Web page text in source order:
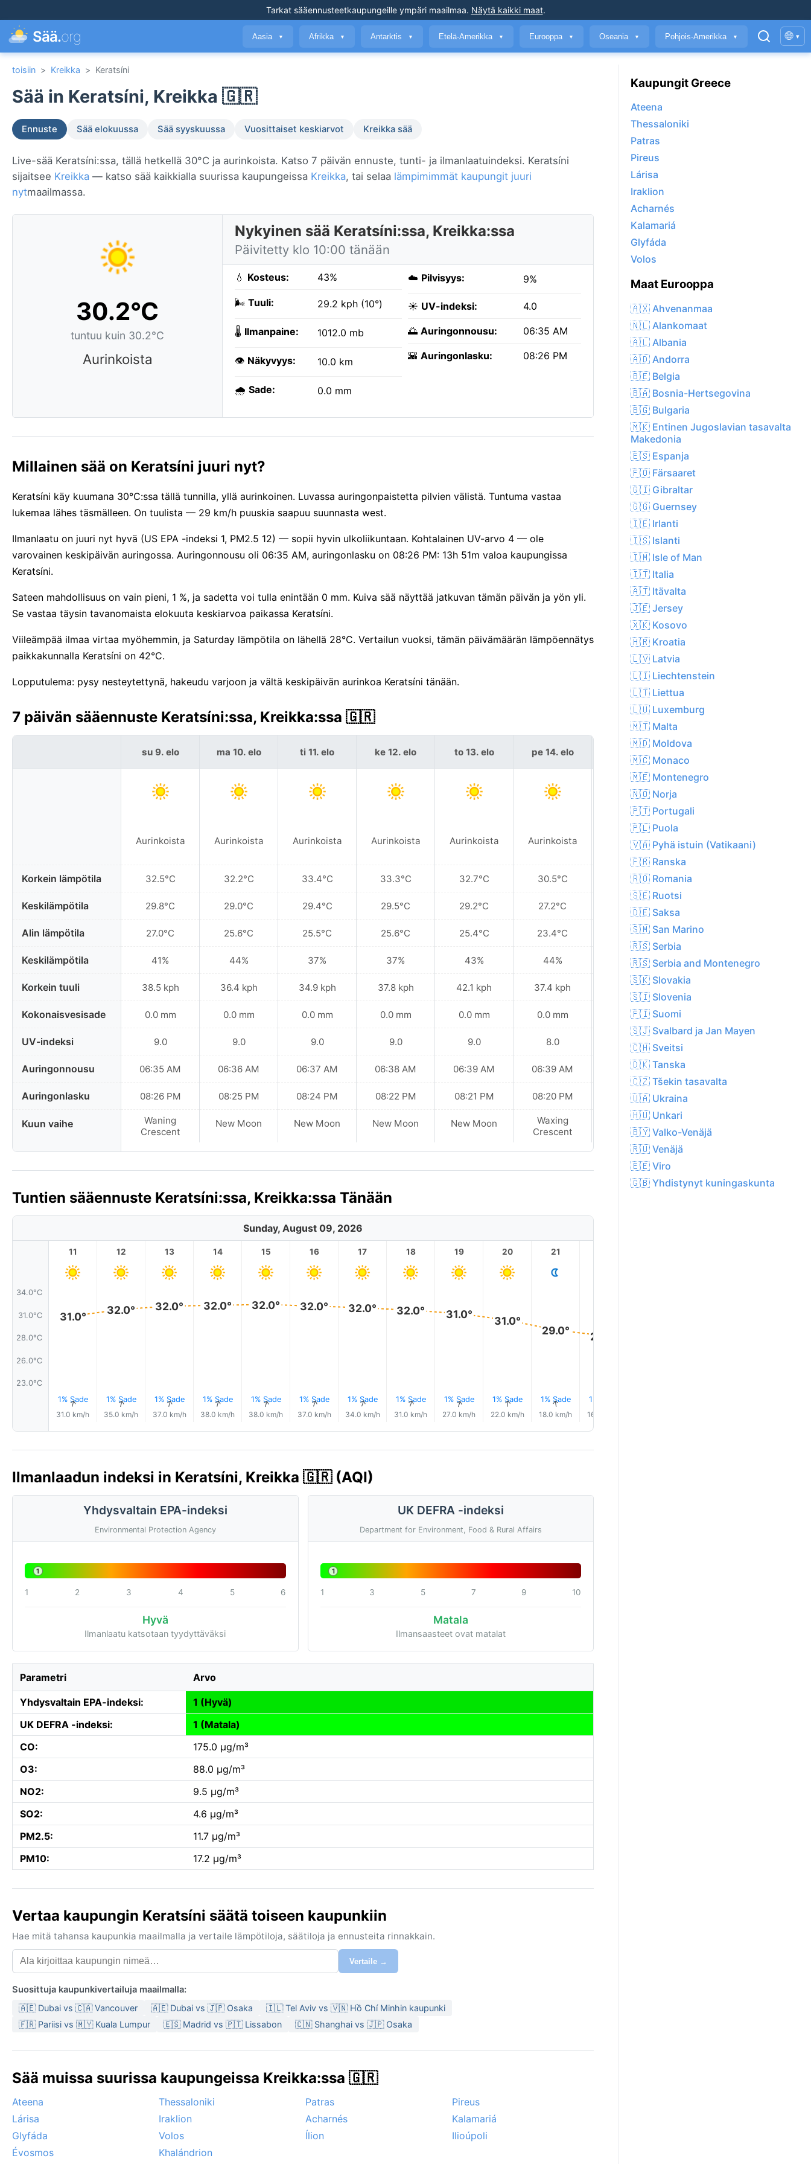
Tarkat sääennusteetkaupungeille ympäri maailmaa. Näytä kaikki maat.
Sää.org Aasia ▼ Afrikka ▼ Antarktis ▼ Etelä-Amerikka ▼ Eurooppa ▼ Oseania ▼ Pohjois-Amerikka ▼ 🌐 ▾
toisiin > Kreikka > Keratsíni
Sää in Keratsíni, Kreikka 🇬🇷
Ennuste Sää elokuussa Sää syyskuussa Vuosittaiset keskiarvot Kreikka sää
Live-sää Keratsíni:ssa, tällä hetkellä 30°C ja aurinkoista. Katso 7 päivän ennuste, tunti- ja ilmanlaatuindeksi. Keratsíni
sijaitsee Kreikka — katso sää kaikkialla suurissa kaupungeissa Kreikka, tai selaa lämpimimmät kaupungit juuri
nytmaailmassa.
30.2°C
tuntuu kuin 30.2°C
Aurinkoista
Nykyinen sää Keratsíni:ssa, Kreikka:ssa
Päivitetty klo 10:00 tänään
💧 Kosteus: 43%
🌬️ Tuuli: 29.2 kph (10°)
🌡️ Ilmanpaine: 1012.0 mb
👁️ Näkyvyys: 10.0 km
🌧️ Sade: 0.0 mm
☁️ Pilvisyys: 9%
☀️ UV-indeksi: 4.0
🌅 Auringonnousu: 06:35 AM
🌇 Auringonlasku: 08:26 PM
Millainen sää on Keratsíni juuri nyt?
Keratsíni käy kuumana 30°C:ssa tällä tunnilla, yllä aurinkoinen. Luvassa auringonpaistetta pilvien välistä. Tuntuma vastaa
lukemaa lähes täsmälleen. On tuulista — 29 km/h puuskia saapuu suunnasta west.
Ilmanlaatu on juuri nyt hyvä (US EPA -indeksi 1, PM2.5 12) — sopii hyvin ulkoliikuntaan. Kohtalainen UV-arvo 4 — ole
varovainen keskipäivän auringossa. Auringonnousu oli 06:35 AM, auringonlasku on 08:26 PM: 13h 51m valoa kaupungissa
Keratsíni.
Sateen mahdollisuus on vain pieni, 1 %, ja sadetta voi tulla enintään 0 mm. Kuiva sää näyttää jatkuvan tämän päivän ja yön yli.
Se vastaa täysin tavanomaista elokuuta keskiarvoa paikassa Keratsíni.
Viileämpää ilmaa virtaa myöhemmin, ja Saturday lämpötila on lähellä 28°C. Vertailun vuoksi, tämän päivämäärän lämpöennätys
paikkakunnalla Keratsíni on 42°C.
Lopputulema: pysy nesteytettynä, hakeudu varjoon ja vältä keskipäivän aurinkoa Keratsíni tänään.
7 päivän sääennuste Keratsíni:ssa, Kreikka:ssa 🇬🇷
Korkein lämpötila
Keskilämpötila
Alin lämpötila
Keskilämpötila
Korkein tuuli
Kokonaisvesisade
UV-indeksi
Auringonnousu
Auringonlasku
Kuun vaihe
su 9. elo
Aurinkoista
32.5°C
29.8°C
27.0°C
41%
38.5 kph
0.0 mm
9.0
06:35 AM
08:26 PM
Waning
Crescent
ma 10. elo
Aurinkoista
32.2°C
29.0°C
25.6°C
44%
36.4 kph
0.0 mm
9.0
06:36 AM
08:25 PM
New Moon
ti 11. elo
Aurinkoista
33.4°C
29.4°C
25.5°C
37%
34.9 kph
0.0 mm
9.0
06:37 AM
08:24 PM
New Moon
ke 12. elo
Aurinkoista
33.3°C
29.5°C
25.6°C
37%
37.8 kph
0.0 mm
9.0
06:38 AM
08:22 PM
New Moon
to 13. elo
Aurinkoista
32.7°C
29.2°C
25.4°C
43%
42.1 kph
0.0 mm
9.0
06:39 AM
08:21 PM
New Moon
pe 14. elo
Aurinkoista
30.5°C
27.2°C
23.4°C
44%
37.4 kph
0.0 mm
8.0
06:39 AM
08:20 PM
Waxing
Crescent
la 15. elo
Aurinkoista
28.5°C
25.7°C
23.1°C
40%
38.5 kph
0.0 mm
7.0
06:40 AM
08:19 PM
Waxing
Crescent
Tuntien sääennuste Keratsíni:ssa, Kreikka:ssa Tänään
Sunday, August 09, 2026
34.0°C
31.0°C
28.0°C
26.0°C
23.0°C
11
31.0°
1% Sade
↑
31.0 km/h
12
32.0°
1% Sade
↑
35.0 km/h
13
32.0°
1% Sade
↑
37.0 km/h
14
32.0°
1% Sade
↑
38.0 km/h
15
32.0°
1% Sade
↑
38.0 km/h
16
32.0°
1% Sade
↑
37.0 km/h
17
32.0°
1% Sade
↑
34.0 km/h
18
32.0°
1% Sade
↑
31.0 km/h
19
31.0°
1% Sade
↑
27.0 km/h
20
31.0°
1% Sade
↑
22.0 km/h
21
29.0°
1% Sade
↑
18.0 km/h
29.0°
1% Sade
16.0 km/h
Ilmanlaadun indeksi in Keratsíni, Kreikka 🇬🇷 (AQI)
Yhdysvaltain EPA-indeksi
Environmental Protection Agency
1
1 2 3 4 5 6
Hyvä
Ilmanlaatu katsotaan tyydyttäväksi
UK DEFRA -indeksi
Department for Environment, Food & Rural Affairs
1
1 3 5 7 9 10
Matala
Ilmansaasteet ovat matalat
Parametri Arvo
Yhdysvaltain EPA-indeksi:
1 (Hyvä)
UK DEFRA -indeksi:
1 (Matala)
CO:
175.0 µg/m³
O3:
88.0 µg/m³
NO2:
9.5 µg/m³
SO2:
4.6 µg/m³
PM2.5:
11.7 µg/m³
PM10:
17.2 µg/m³
Vertaa kaupungin Keratsíni säätä toiseen kaupunkiin
Hae mitä tahansa kaupunkia maailmalla ja vertaile lämpötiloja, säätiloja ja ennusteita rinnakkain.
Vertaile →
Suosittuja kaupunkivertailuja maailmalla:
🇦🇪 Dubai vs 🇨🇦 Vancouver 🇦🇪 Dubai vs 🇯🇵 Osaka
🇮🇱 Tel Aviv vs 🇻🇳 Hồ Chí Minhin kaupunki
🇫🇷 Pariisi vs 🇲🇾 Kuala Lumpur
🇪🇸 Madrid vs 🇵🇹 Lissabon 🇨🇳 Shanghai vs 🇯🇵 Osaka
Sää muissa suurissa kaupungeissa Kreikka:ssa 🇬🇷
Ateena Thessaloniki Patras
Pireus
Lárisa
Iraklion Acharnés
Kalamariá
Glyfáda
Volos Ílion
Ilioúpoli
Évosmos
Khalándrion
Kaupungit Greece
Ateena
Thessaloniki
Patras
Pireus
Lárisa
Iraklion
Acharnés
Kalamariá
Glyfáda
Volos
Maat Eurooppa
🇦🇽 Ahvenanmaa
🇳🇱 Alankomaat
🇦🇱 Albania
🇦🇩 Andorra
🇧🇪 Belgia
🇧🇦 Bosnia-Hertsegovina
🇧🇬 Bulgaria
🇲🇰 Entinen Jugoslavian tasavalta
Makedonia
🇪🇸 Espanja
🇫🇴 Färsaaret
🇬🇮 Gibraltar
🇬🇬 Guernsey
🇮🇪 Irlanti
🇮🇸 Islanti
🇮🇲 Isle of Man
🇮🇹 Italia
🇦🇹 Itävalta
🇯🇪 Jersey
🇽🇰 Kosovo
🇭🇷 Kroatia
🇱🇻 Latvia
🇱🇮 Liechtenstein
🇱🇹 Liettua
🇱🇺 Luxemburg
🇲🇹 Malta
🇲🇩 Moldova
🇲🇨 Monaco
🇲🇪 Montenegro
🇳🇴 Norja
🇵🇹 Portugali
🇵🇱 Puola
🇻🇦 Pyhä istuin (Vatikaani)
🇫🇷 Ranska
🇷🇴 Romania
🇸🇪 Ruotsi
🇩🇪 Saksa
🇸🇲 San Marino
🇷🇸 Serbia
🇷🇸 Serbia and Montenegro
🇸🇰 Slovakia
🇸🇮 Slovenia
🇫🇮 Suomi
🇸🇯 Svalbard ja Jan Mayen
🇨🇭 Sveitsi
🇩🇰 Tanska
🇨🇿 Tšekin tasavalta
🇺🇦 Ukraina
🇭🇺 Unkari
🇧🇾 Valko-Venäjä
🇷🇺 Venäjä
🇪🇪 Viro
🇬🇧 Yhdistynyt kuningaskunta